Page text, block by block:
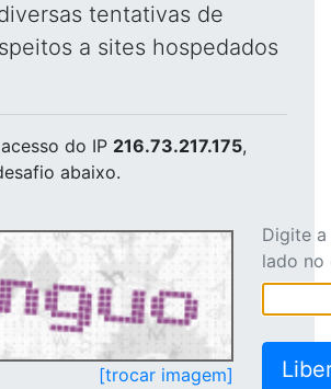
tentativas de
a sites hospedados
do IP 216.73.217.175,
abaixo.
[trocar imagem]
Digite
lado no